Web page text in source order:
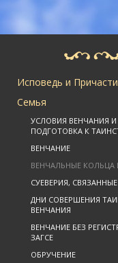
Исповедь и
Семья
УСЛОВИЯ ВЕНЧАНИЯ И
ПОДГОТОВКА К
ВЕНЧАНИЕ
ВЕНЧАЛЬНЫЕ КОЛЬЦА
СУЕВЕРИЯ,
ДНИ СОВЕРШЕНИЯ
ВЕНЧАНИЯ
ВЕНЧАНИЕ БЕЗ
ЗАГСЕ
ОБРУЧЕНИЕ